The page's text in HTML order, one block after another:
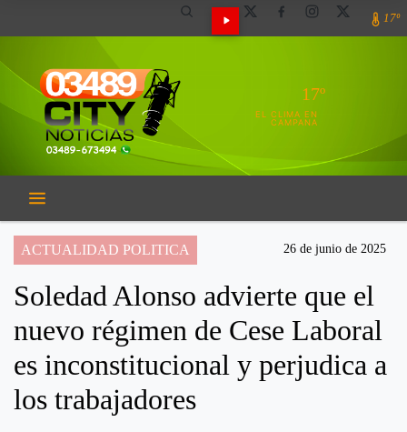
17º
17º
EL CLIMA EN
CAMPANA
ACTUALIDAD POLITICA 26 de junio de 2025
Soledad Alonso advierte que el
nuevo régimen de Cese Laboral
es inconstitucional y perjudica a
los trabajadores